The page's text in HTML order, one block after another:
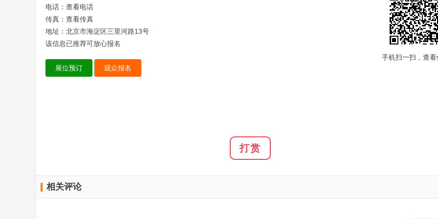
手机扫一扫，查看
电话： 查看电话
传真： 查看传真
地址：北京市海淀区三里河路13号
该信息已推荐可放心报名
展位预订 观众报名
打赏
相关评论